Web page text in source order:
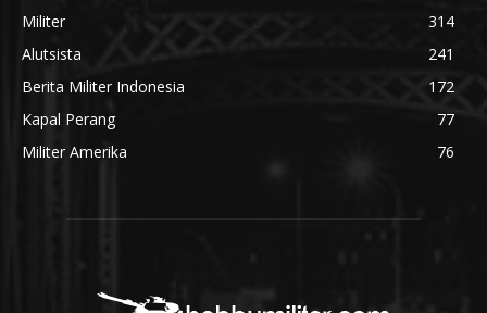
Militer
314
Alutsista
241
Berita Militer Indonesia
172
Kapal Perang
77
Militer Amerika
76